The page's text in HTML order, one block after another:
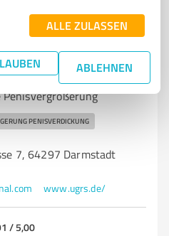
ALLE ZULASSEN
ABLEHNEN
PENISVERDICKUNG
7, 64297 Darmstadt
www.ugrs.de/
/ 5,00